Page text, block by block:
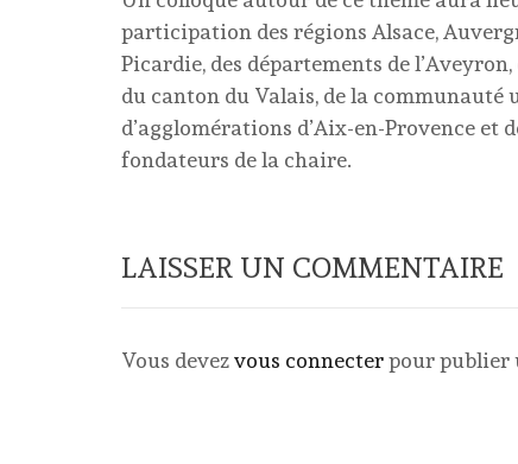
participation des régions Alsace,
Picardie, des départements de
du canton du Valais, de la communauté
d’agglomérations d’Aix-en-Provence
fondateurs de la chaire.
LAISSER UN COMMENTAIRE
Vous devezvous connecterpour publier